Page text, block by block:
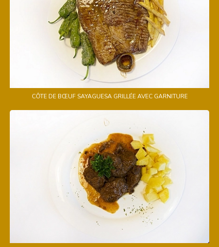
CÔTE DE BŒUF SAYAGUESA GRILLÉE AVEC GARNITURE